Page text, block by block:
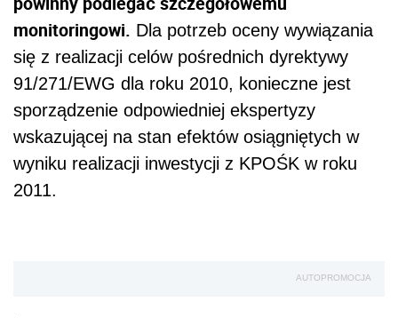
monitoringowi. Dla potrzeb oceny wywiązania
się z realizacji celów pośrednich dyrektywy
91/271/EWG dla roku 2010, konieczne jest
sporządzenie odpowiedniej ekspertyzy
wskazującej na stan efektów osiągniętych w
wyniku realizacji inwestycji z KPOŚK w roku
2011.
AUTOPROMOCJA